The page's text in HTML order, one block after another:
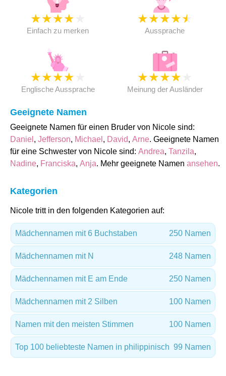
★★★★
Einfach zu merken
★★★★★
Aussprache
★★★★
Englische Aussprache
★★★★
Meinung der Ausländer
Geeignete Namen
Geeignete Namen für einen Bruder von Nicole sind:
Daniel , Jefferson, Michael , David, Arne. Geeignete Namen
für eine Schwester von Nicole sind: Andrea, Tanzila,
Nadine, Franciska, Anja. Mehr geeignete Namen ansehen.
Kategorien
Nicole tritt in den folgenden Kategorien auf:
Mädchennamen mit 6 Buchstaben 250 Namen
Mädchennamen mit N 248 Namen
Mädchennamen mit E am Ende 250 Namen
Mädchennamen mit 2 Silben 100 Namen
Namen mit den meisten Stimmen 100 Namen
Top 100 beliebteste Namen in philippinisch 99 Namen